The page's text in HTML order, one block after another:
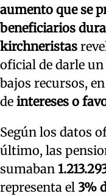
aumento que se
beneficiarios
kirchneristas
oficial de darle
bajos recursos,
de intereses o
Según los datos
último, las
sumaban
representa el 3%